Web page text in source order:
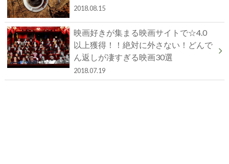
2018.08.15
映画好きが集まる映画サイトで☆4.0
以上獲得！！絶対に外さない！どんで
ん返しが凄すぎる映画30選
2018.07.19